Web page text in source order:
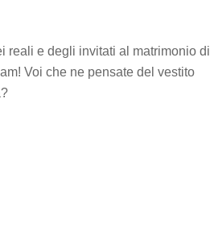
reali e degli invitati al matrimonio di
Voi che ne pensate del vestito